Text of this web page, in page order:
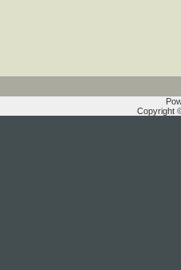
Copyright